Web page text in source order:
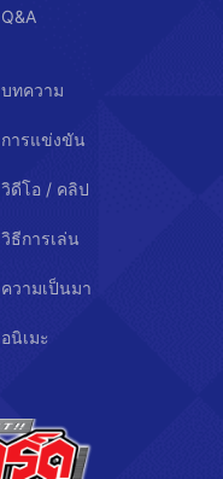
Q&A
บทความ
การแข่งขัน
วิดีโอ / คลิป
วิธีการเล่น
ความเป็นมา
อนิเมะ